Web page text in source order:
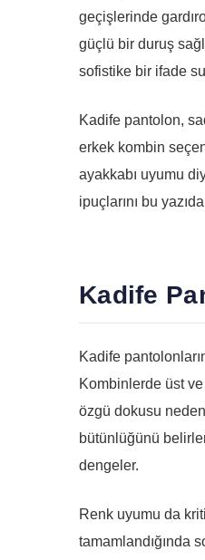
geçişlerinde
güçlü bir duruş
sofistike bir ifade
Kadife pantolon,
erkek kombin
ayakkabı uyumu
ipuçlarını bu
Kadife
Kadife
Kombinlerde üst
özgü dokusu
bütünlüğünü
dengeler.
Renk uyumu da
tamamlandığında